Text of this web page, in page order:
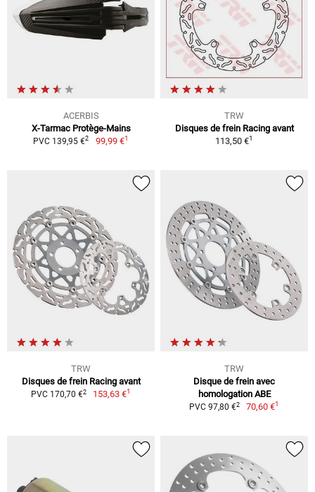
ACERBIS
X-Tarmac Protège-Mains
PVC 139,95 €2 99,99 €1
TRW
Disques de frein Racing avant
113,50 €1
TRW
Disques de frein Racing avant
PVC 170,70 €2 153,63 €1
TRW
Disque de frein avec
homologation ABE
PVC 97,80 €2 70,60 €1